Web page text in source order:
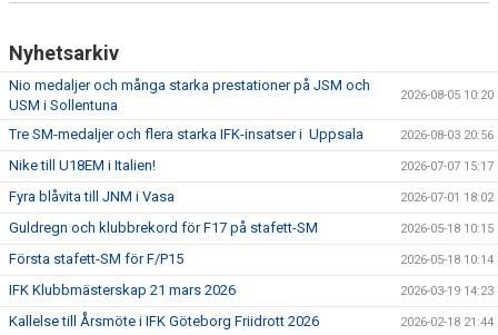
Nyhetsarkiv
Nio medaljer och många starka prestationer på JSM och
USM i Sollentuna
2026-08-05 10:20
Tre SM-medaljer och flera starka IFK-insatser i Uppsala 2026-08-03 20:56
Nike till U18EM i Italien! 2026-07-07 15:17
Fyra blåvita till JNM i Vasa 2026-07-01 18:02
Guldregn och klubbrekord för F17 på stafett-SM 2026-05-18 10:15
Första stafett-SM för F/P15 2026-05-18 10:14
IFK Klubbmästerskap 21 mars 2026 2026-03-19 14:23
Kallelse till Årsmöte i IFK Göteborg Friidrott 2026 2026-02-18 21:44